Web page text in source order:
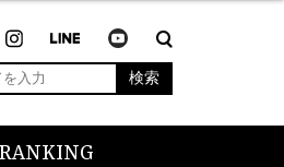
検索
RANKING